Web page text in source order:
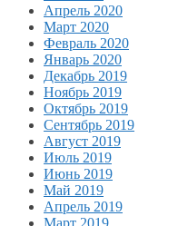
Апрель 2020
Март 2020
Февраль 2020
Январь 2020
Декабрь 2019
Ноябрь 2019
Октябрь 2019
Сентябрь 2019
Август 2019
Июль 2019
Июнь 2019
Май 2019
Апрель 2019
Март 2019